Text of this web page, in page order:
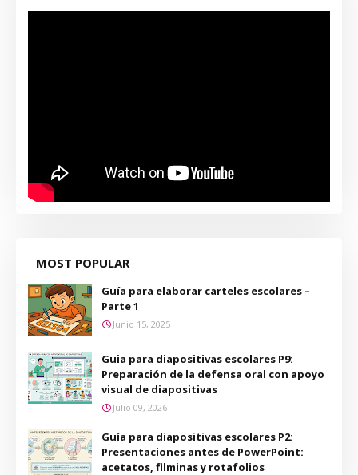
MOST POPULAR
Guía para elaborar carteles escolares –
Parte 1
Junio 15, 2025
Guia para diapositivas escolares P9:
Preparación de la defensa oral con apoyo
visual de diapositivas
Julio 09, 2026
Guía para diapositivas escolares P2:
Presentaciones antes de PowerPoint:
acetatos, filminas y rotafolios